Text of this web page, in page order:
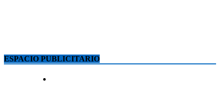
ESPACIO PUBLICITARIO